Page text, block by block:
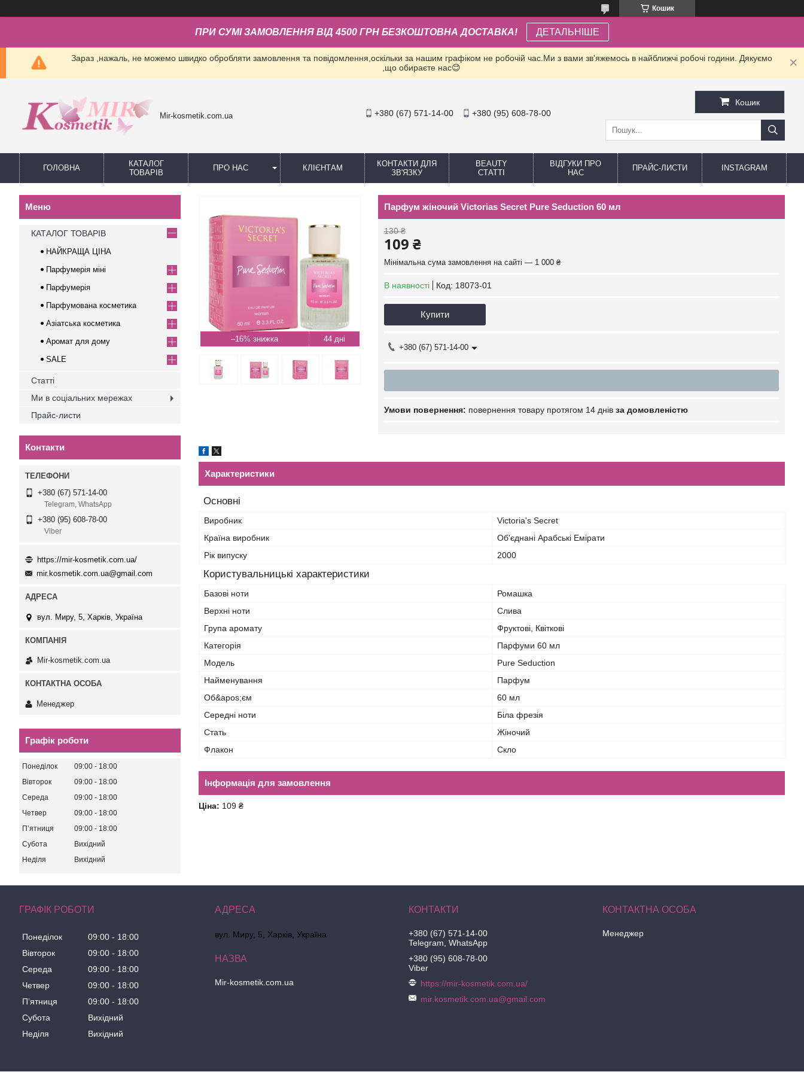
Кошик
ПРИ СУМІ ЗАМОВЛЕННЯ ВІД 4500 ГРН БЕЗКОШТОВНА ДОСТАВКА! ДЕТАЛЬНІШЕ
Зараз ,нажаль, не можемо швидко обробляти замовлення та повідомлення,оскільки за нашим графіком не робочій час.Ми з вами зв'яжемось в найближчі робочі години. Дякуємо
,що обираєте нас😊
Mir-kosmetik.com.ua +380 (67) 571-14-00 +380 (95) 608-78-00
Кошик
ГОЛОВНА
КАТАЛОГ
ТОВАРІВ
ПРО НАС КЛІЄНТАМ
КОНТАКТИ ДЛЯ
ЗВ'ЯЗКУ
BEAUTY
СТАТТІ
ВІДГУКИ ПРО
НАС
ПРАЙС-ЛИСТИ INSTAGRAM
–16% 44 дні
Парфум жіночий Victorias Secret Pure Seduction 60 мл
130 ₴
109 ₴
Мінімальна сума замовлення на сайті — 1 000 ₴
В наявності Код: 18073-01
Купити
+380 (67) 571-14-00
повернення товару протягом 14 днів за домовленістю
Характеристики
Основні
Виробник
Victoria's Secret
Країна виробник
Об'єднані Арабські Емірати
Рік випуску
2000
Користувальницькі характеристики
Базові ноти
Ромашка
Верхні ноти
Слива
Група аромату
Фруктові, Квіткові
Категорія
Парфуми 60 мл
Мoдель
Pure Seduction
Найменування
Парфум
Об&apos;єм
60 мл
Середні ноти
Біла фрезія
Стать
Жіночий
Флакон
Скло
Інформація для замовлення
Ціна: 109 ₴
КАТАЛОГ ТОВАРІВ
НАЙКРАЩА ЦІНА
Парфумерія міні
Парфумерія
Парфумована косметика
Азіатська косметика
Аромат для дому
SALE
Статті
Ми в соціальних мережах
Прайс-листи
Контакти
+380 (67) 571-14-00
Telegram, WhatsApp
+380 (95) 608-78-00
Viber
https://mir-kosmetik.com.ua/
mir.kosmetik.com.ua@gmail.com
вул. Миру, 5, Харків, Україна
Mir-kosmetik.com.ua
Менеджер
Графік роботи
Понеділок 09:00
18:00
Вівторок
09:00
18:00
Середа
09:00
18:00
Четвер
09:00
18:00
Пʼятниця
09:00
18:00
Субота
Вихідний
Неділя
Вихідний
ГРАФІК РОБОТИ
Понеділок 09:00
18:00
Вівторок
09:00
18:00
Середа
09:00
18:00
Четвер
09:00
18:00
Пʼятниця
09:00
18:00
Субота
Вихідний
Неділя
Вихідний
вул. Миру, 5, Харків, Україна
Mir-kosmetik.com.ua
+380 (67) 571-14-00
Telegram, WhatsApp
+380 (95) 608-78-00
Viber
https://mir-kosmetik.com.ua/
mir.kosmetik.com.ua@gmail.com
Менеджер